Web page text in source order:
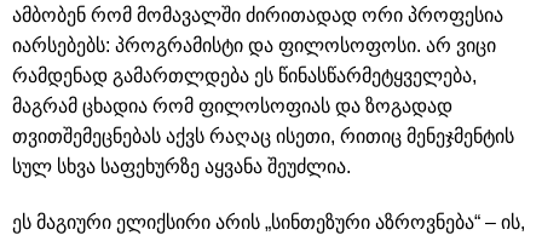
ამბობენ რომ მომავალში ძირითადად ორი პროფესია
იარსებებს: პროგრამისტი და ფილოსოფოსი. არ ვიცი
რამდენად გამართლდება ეს წინასწარმეტყველება,
მაგრამ ცხადია რომ ფილოსოფიას და ზოგადად
თვითშემეცნებას აქვს რაღაც ისეთი, რითიც მენეჯმენტის
სულ სხვა საფეხურზე აყვანა შეუძლია.
ეს მაგიური ელიქსირი არის „სინთეზური აზროვნება“ – ის,